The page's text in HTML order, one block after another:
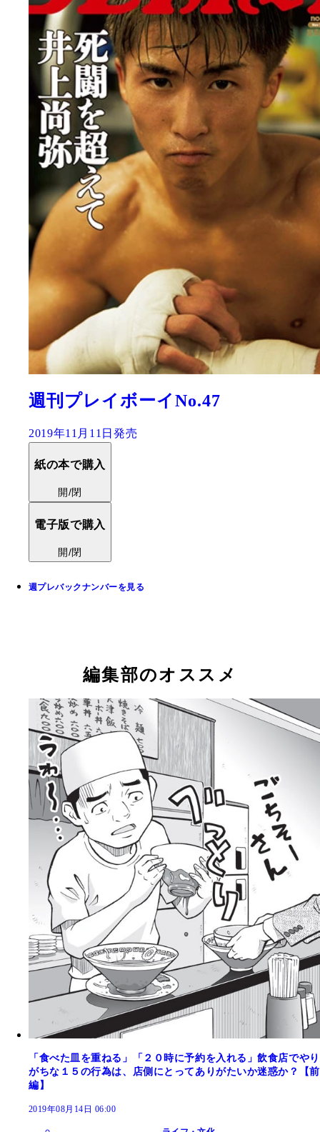
週刊プレイボーイNo.47
2019年11月11日発売
紙の本で購入
開/閉
電子版で購入
開/閉
週プレバックナンバーを見る
編集部のオススメ
「食べた皿を重ねる」「２０時に予約を入れる」飲食店でやり
がちな１５の行為は、店側にとってありがたいか迷惑か？【前
編】
2019年08月14日 06:00